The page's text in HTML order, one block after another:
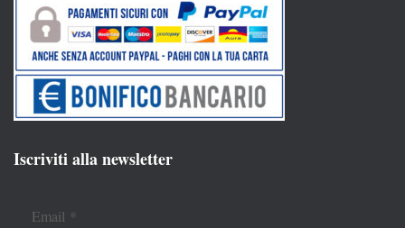
Iscriviti alla newsletter
Email *